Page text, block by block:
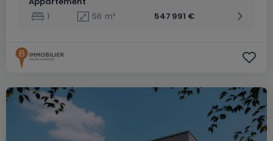
1
56 m² 547 991 €